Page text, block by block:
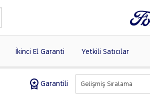
İkinci El Garanti Yetkili Satıcılar
Garantili